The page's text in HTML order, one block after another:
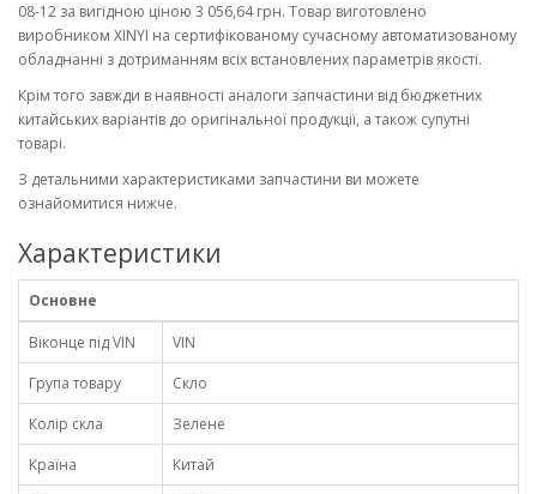
08-12 за вигідною ціною 3 056,64 грн. Товар виготовлено
виробником XINYI на сертифікованому сучасному автоматизованому
обладнанні з дотриманням всіх встановлених параметрів якості.
Крім того завжди в наявності аналоги запчастини від бюджетних
китайських варіантів до оригінальної продукції, а також супутні
товарі.
З детальними характеристиками запчастини ви можете
ознайомитися нижче.
Характеристики
Основне
Віконце під VIN
VIN
Група товару
Скло
Колір скла
Зелене
Країна
Китай